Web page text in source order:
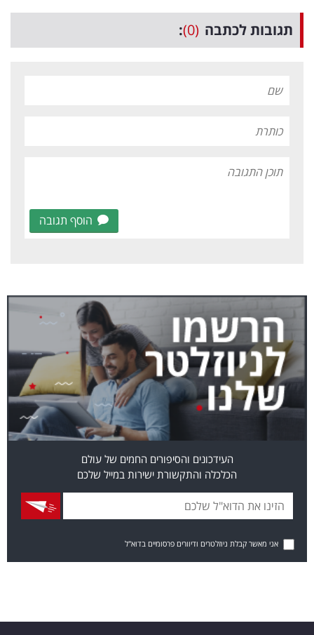
תגובות לכתבה (0)
:
הוסף תגובה
העידכונים והסיפורים החמים של עולם
הכלכלה והתקשורת ישירות במייל שלכם
אני מאשר קבלת ניוזלטרים ודיוורים פרסומיים בדוא"ל